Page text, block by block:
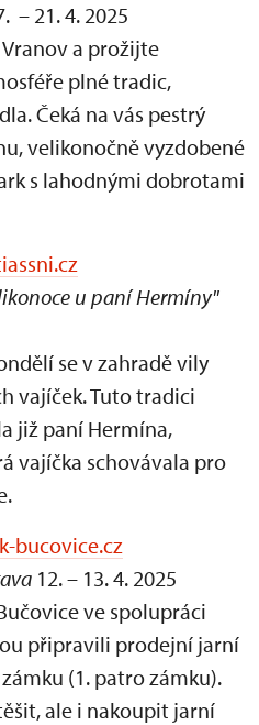
– 21. 4. 2025
a prožijte
plné tradic,
Čeká na vás pestrý
velikonočně vyzdobené
s lahodnými dobrotami
u paní Hermíny"
se v zahradě vily
vajíček. Tuto tradici
již paní Hermína,
vajíčka schovávala pro
bucovice.cz
12. – 13. 4. 2025
ve spolupráci
připravili prodejní jarní
(1. patro zámku).
ale i nakoupit jarní